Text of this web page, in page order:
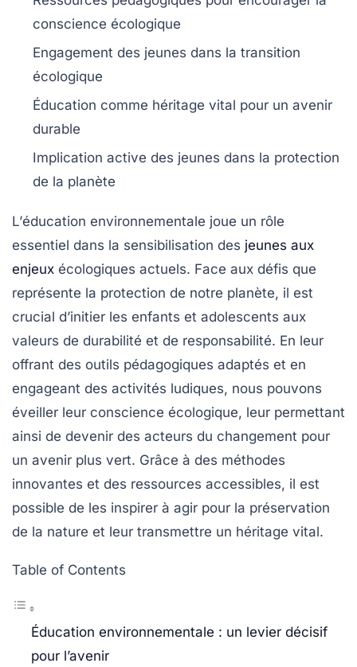
conscience écologique
Engagement des jeunes dans la transition
écologique
Éducation comme héritage vital pour un avenir
durable
Implication active des jeunes dans la protection
de la planète
L’éducation environnementale joue un rôle
essentiel dans la sensibilisation des jeunes aux
enjeux écologiques actuels. Face aux défis que
représente la protection de notre planète, il est
crucial d’initier les enfants et adolescents aux
valeurs de durabilité et de responsabilité. En leur
offrant des outils pédagogiques adaptés et en
engageant des activités ludiques, nous pouvons
éveiller leur conscience écologique, leur permettant
ainsi de devenir des acteurs du changement pour
un avenir plus vert. Grâce à des méthodes
innovantes et des ressources accessibles, il est
possible de les inspirer à agir pour la préservation
de la nature et leur transmettre un héritage vital.
Table of Contents
Éducation environnementale : un levier décisif
pour l’avenir